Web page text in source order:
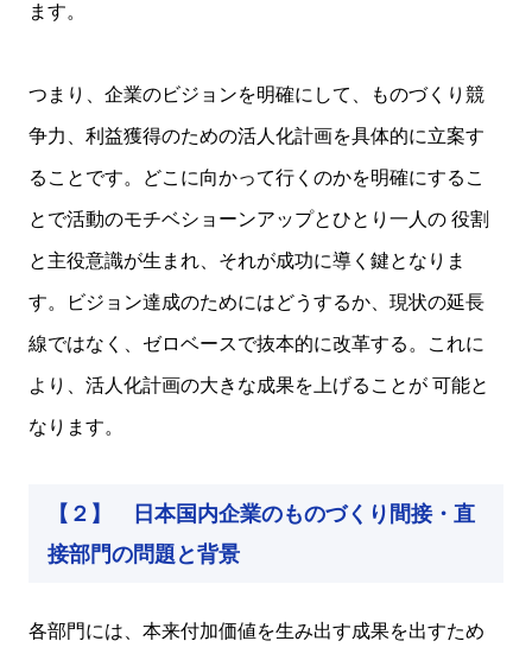
ます。
つまり、企業のビジョンを明確にして、ものづくり競
争力、利益獲得のための活人化計画を具体的に立案す
ることです。どこに向かって行くのかを明確にするこ
とで活動のモチベショーンアップとひとり一人の 役割
と主役意識が生まれ、それが成功に導く鍵となりま
す。ビジョン達成のためにはどうするか、現状の延長
線ではなく、ゼロベースで抜本的に改革する。これに
より、活人化計画の大きな成果を上げることが 可能と
なります。
【２】 日本国内企業のものづくり間接・直
接部門の問題と背景
各部門には、本来付加価値を生み出す成果を出すため